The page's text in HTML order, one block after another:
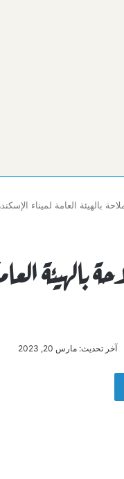
بالهيئة العامة لميناء
بالهيئة
آخر تحديث: مارس 20, 2023
لينكدإن